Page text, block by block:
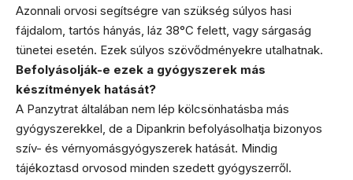
Azonnali orvosi segítségre van szükség súlyos hasi
fájdalom, tartós hányás, láz 38°C felett, vagy sárgaság
tünetei esetén. Ezek súlyos szövődményekre utalhatnak.
Befolyásolják-e ezek a gyógyszerek más
készítmények hatását?
A Panzytrat általában nem lép kölcsönhatásba más
gyógyszerekkel, de a Dipankrin befolyásolhatja bizonyos
szív- és vérnyomásgyógyszerek hatását. Mindig
tájékoztasd orvosod minden szedett gyógyszerről.